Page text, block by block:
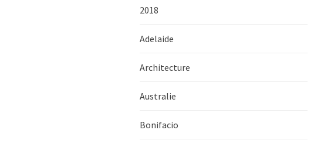
2018
Adelaide
Architecture
Australie
Bonifacio